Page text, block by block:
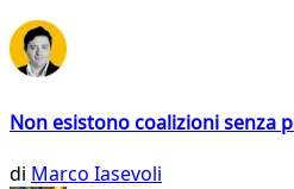
Non esistono coalizioni senza
di Marco Iasevoli